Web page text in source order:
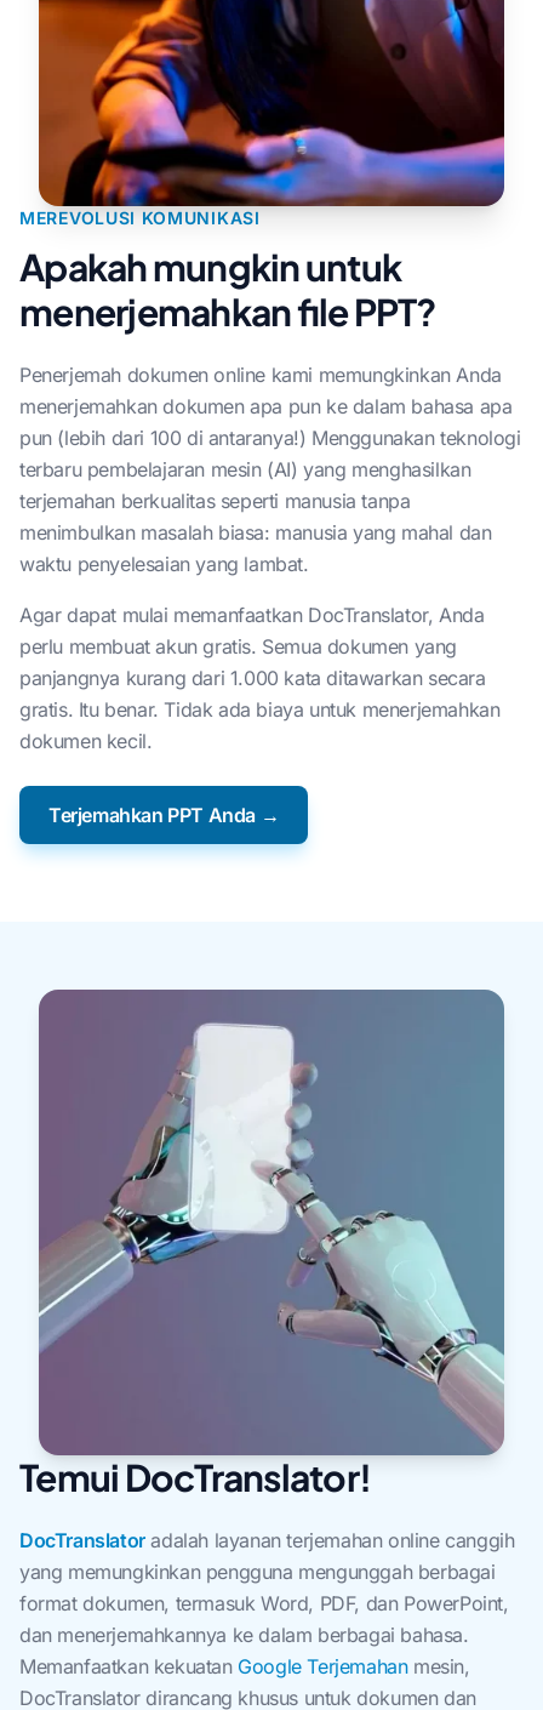
MEREVOLUSI KOMUNIKASI
Apakah mungkin untuk
menerjemahkan file PPT?
Penerjemah dokumen online kami memungkinkan Anda
menerjemahkan dokumen apa pun ke dalam bahasa apa
pun (lebih dari 100 di antaranya!) Menggunakan teknologi
terbaru pembelajaran mesin (AI) yang menghasilkan
terjemahan berkualitas seperti manusia tanpa
menimbulkan masalah biasa: manusia yang mahal dan
waktu penyelesaian yang lambat.
Agar dapat mulai memanfaatkan DocTranslator, Anda
perlu membuat akun gratis. Semua dokumen yang
panjangnya kurang dari 1.000 kata ditawarkan secara
gratis. Itu benar. Tidak ada biaya untuk menerjemahkan
dokumen kecil.
Terjemahkan PPT Anda →
Temui DocTranslator!
DocTranslatoradalah layanan terjemahan online canggih
yang memungkinkan pengguna mengunggah berbagai
format dokumen, termasuk Word, PDF, dan PowerPoint,
dan menerjemahkannya ke dalam berbagai bahasa.
Memanfaatkan kekuatan Google Terjemahanmesin,
DocTranslator dirancang khusus untuk dokumen dan